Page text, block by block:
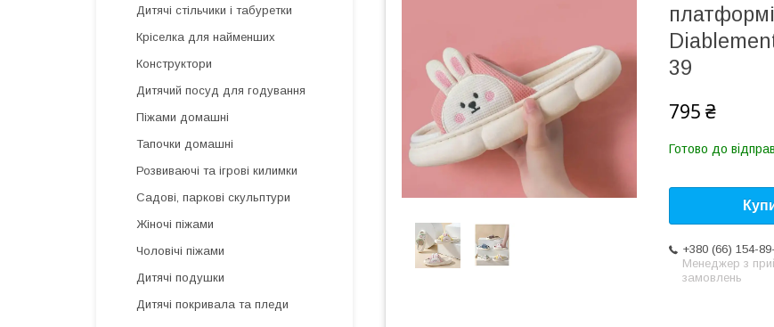
39
795 ₴
Готово до
+380 (66) 154-
Менеджер з
замовлень
Дитячі стільчики і табуретки
Кріселка для найменших
Конструктори
Дитячий посуд для годування
Піжами домашні
Тапочки домашні
Розвиваючі та ігрові килимки
Садові, паркові скульптури
Жіночі піжами
Чоловічі піжами
Дитячі подушки
Дитячі покривала та пледи